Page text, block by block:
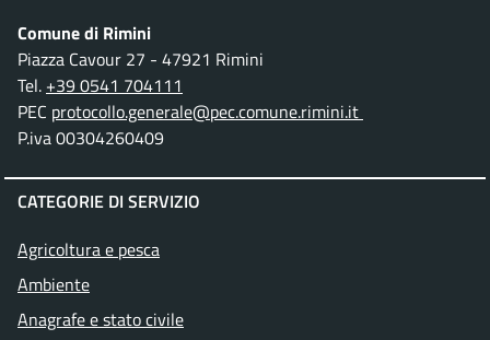
Comune di Rimini
Piazza Cavour 27 - 47921 Rimini
Tel. +39 0541 704111
PEC protocollo.generale@pec.comune.rimini.it
P.iva 00304260409
CATEGORIE DI SERVIZIO
Agricoltura e pesca
Ambiente
Anagrafe e stato civile